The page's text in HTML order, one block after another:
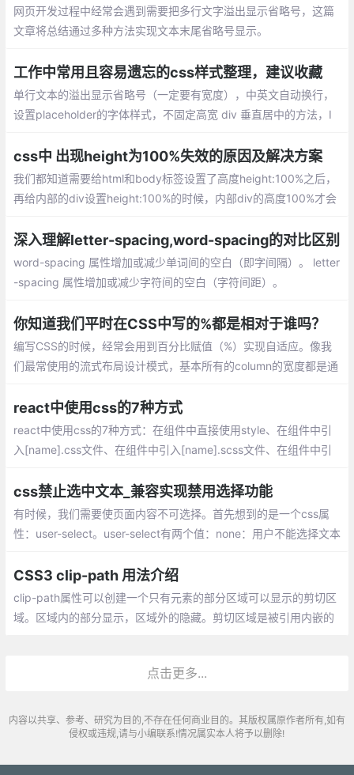
网页开发过程中经常会遇到需要把多行文字溢出显示省略号，这篇
文章将总结通过多种方法实现文本末尾省略号显示。
工作中常用且容易遗忘的css样式整理，建议收藏
单行文本的溢出显示省略号（一定要有宽度），中英文自动换行，
设置placeholder的字体样式，不固定高宽 div 垂直居中的方法，I
css中 出现height为100%失效的原因及解决方案
我们都知道需要给html和body标签设置了高度height:100%之后，
再给内部的div设置height:100%的时候，内部div的高度100%才会
使他有效，我们需要设置父元素的height。
深入理解letter-spacing,word-spacing的对比区别
word-spacing 属性增加或减少单词间的空白（即字间隔）。 letter
-spacing 属性增加或减少字符间的空白（字符间距）。
你知道我们平时在CSS中写的%都是相对于谁吗？
编写CSS的时候，经常会用到百分比赋值（%）实现自适应。像我
们最常使用的流式布局设计模式，基本所有的column的宽度都是通
react中使用css的7种方式
react中使用css的7种方式：在组件中直接使用style、在组件中引
入[name].css文件、在组件中引入[name].scss文件、在组件中引
件、使用styled-components
css禁止选中文本_兼容实现禁用选择功能
有时候，我们需要使页面内容不可选择。首先想到的是一个css属
性：user-select。user-select有两个值：none：用户不能选择文本
CSS3 clip-path 用法介绍
clip-path属性可以创建一个只有元素的部分区域可以显示的剪切区
域。区域内的部分显示，区域外的隐藏。剪切区域是被引用内嵌的
点击更多...
内容以共享、参考、研究为目的,不存在任何商业目的。其版权属原作者所有,如有
侵权或违规,请与小编联系!情况属实本人将予以删除!